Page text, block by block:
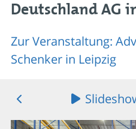
Deutschland AG
Zur Veranstaltung:
Schenker in Leipzig